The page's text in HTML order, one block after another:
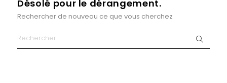
Désolé pour le dérangement.
Rechercher de nouveau ce que vous cherchez